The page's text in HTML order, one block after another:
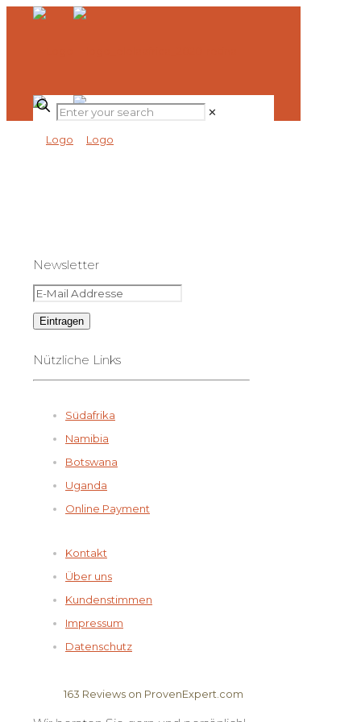
✕
Newsletter
Nützliche Links
Südafrika
Namibia
Botswana
Uganda
Online Payment
Kontakt
Über uns
Kundenstimmen
Impressum
Datenschutz
163 Reviews on ProvenExpert.com